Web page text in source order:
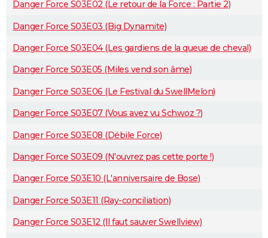
Danger Force S03E02 (Le retour de la Force : Partie 2)
Danger Force S03E03 (Big Dynamite)
Danger Force S03E04 (Les gardiens de la queue de cheval)
Danger Force S03E05 (Miles vend son âme)
Danger Force S03E06 (Le Festival du SwellMelon)
Danger Force S03E07 (Vous avez vu Schwoz ?)
Danger Force S03E08 (Débile Force)
Danger Force S03E09 (N'ouvrez pas cette porte !)
Danger Force S03E10 (L'anniversaire de Bose)
Danger Force S03E11 (Ray-conciliation)
Danger Force S03E12 (Il faut sauver Swellview)